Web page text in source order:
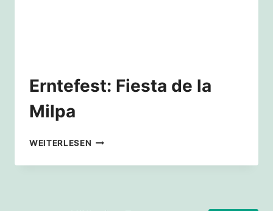
Erntefest: Fiesta de la
Milpa
WEITERLESEN ERNTEFEST:
DE